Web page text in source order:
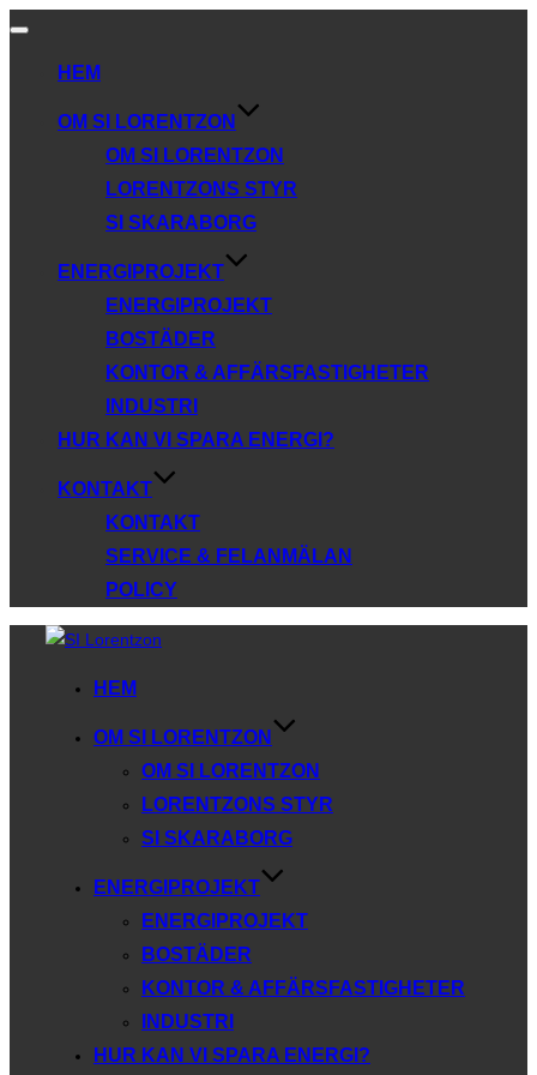
Slå
navigering
HEM
OM SI LORENTZON
OM SI LORENTZON
LORENTZONS STYR
SI SKARABORG
ENERGIPROJEKT
ENERGIPROJEKT
BOSTÄDER
KONTOR & AFFÄRSFASTIGHETER
INDUSTRI
HUR KAN VI SPARA ENERGI?
KONTAKT
KONTAKT
SERVICE & FELANMÄLAN
POLICY
Hoppa
HEM
OM SI LORENTZON
OM SI LORENTZON
LORENTZONS STYR
SI SKARABORG
ENERGIPROJEKT
ENERGIPROJEKT
BOSTÄDER
KONTOR & AFFÄRSFASTIGHETER
INDUSTRI
HUR KAN VI SPARA ENERGI?